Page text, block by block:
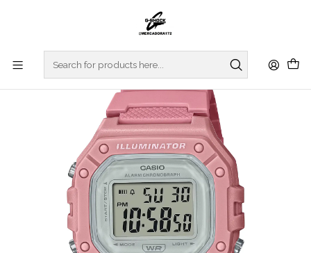
CASIO COLLECTION
Illuminator Series W-218HC-4AVEF